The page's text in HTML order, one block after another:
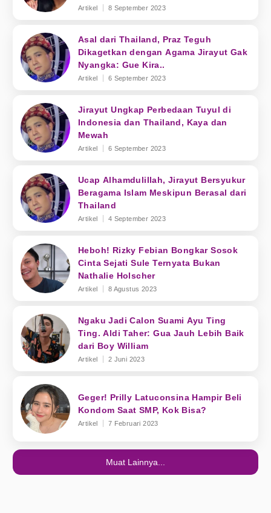
Artikel 8 September 2023
Asal dari Thailand, Praz Teguh
Dikagetkan dengan Agama Jirayut Gak
Nyangka: Gue Kira..
Artikel 6 September 2023
Jirayut Ungkap Perbedaan Tuyul di
Indonesia dan Thailand, Kaya dan
Mewah
Artikel 6 September 2023
Ucap Alhamdulillah, Jirayut Bersyukur
Beragama Islam Meskipun Berasal dari
Thailand
Artikel 4 September 2023
Heboh! Rizky Febian Bongkar Sosok
Cinta Sejati Sule Ternyata Bukan
Nathalie Holscher
Artikel 8 Agustus 2023
Ngaku Jadi Calon Suami Ayu Ting
Ting. Aldi Taher: Gua Jauh Lebih Baik
dari Boy William
Artikel 2 Juni 2023
Geger! Prilly Latuconsina Hampir Beli
Kondom Saat SMP, Kok Bisa?
Artikel 7 Februari 2023
Muat Lainnya...